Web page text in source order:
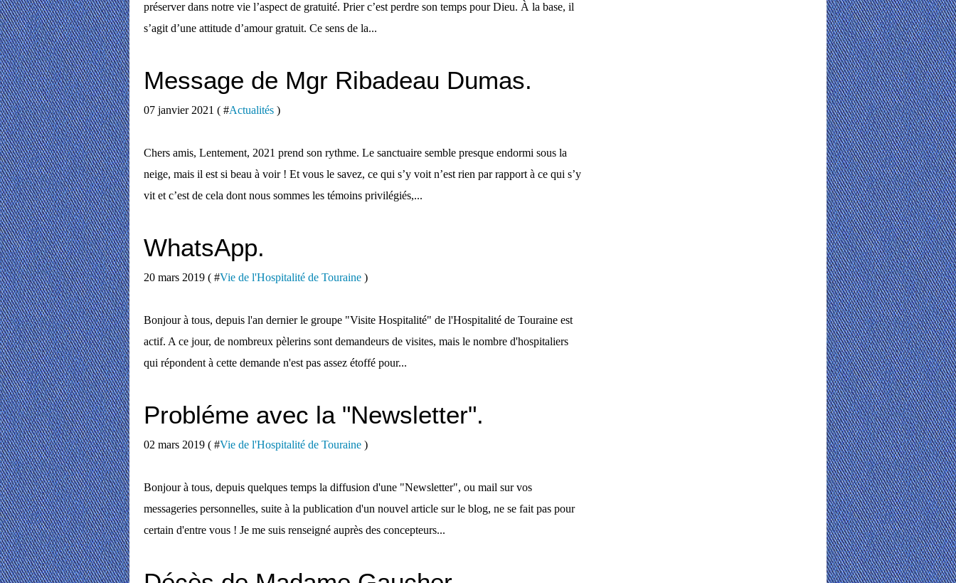
préserver dans notre vie l’aspect de gratuité. Prier c’est perdre son temps pour Dieu. À la base, il
s’agit d’une attitude d’amour gratuit. Ce sens de la...
Message de Mgr Ribadeau Dumas.
07 janvier 2021 ( #Actualités )
Chers amis, Lentement, 2021 prend son rythme. Le sanctuaire semble presque endormi sous la
neige, mais il est si beau à voir ! Et vous le savez, ce qui s’y voit n’est rien par rapport à ce qui s’y
vit et c’est de cela dont nous sommes les témoins privilégiés,...
WhatsApp.
20 mars 2019 ( #Vie de l'Hospitalité de Touraine )
Bonjour à tous, depuis l'an dernier le groupe "Visite Hospitalité" de l'Hospitalité de Touraine est
actif. A ce jour, de nombreux pèlerins sont demandeurs de visites, mais le nombre d'hospitaliers
qui répondent à cette demande n'est pas assez étoffé pour...
Probléme avec la "Newsletter".
02 mars 2019 ( #Vie de l'Hospitalité de Touraine )
Bonjour à tous, depuis quelques temps la diffusion d'une "Newsletter", ou mail sur vos
messageries personnelles, suite à la publication d'un nouvel article sur le blog, ne se fait pas pour
certain d'entre vous ! Je me suis renseigné auprès des concepteurs...